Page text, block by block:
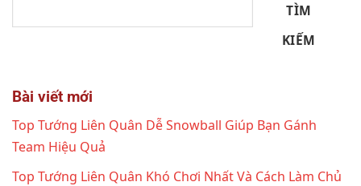
TÌM
KIẾM
Bài viết mới
Top Tướng Liên Quân Dễ Snowball Giúp Bạn Gánh
Team Hiệu Quả
Top Tướng Liên Quân Khó Chơi Nhất Và Cách Làm Chủ